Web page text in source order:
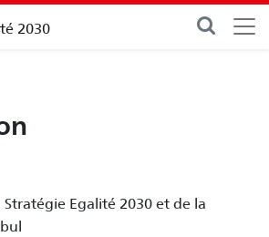
2030
Egalité 2030 et de la